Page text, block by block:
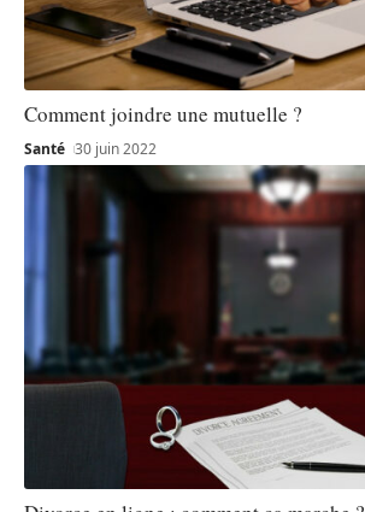
Comment joindre une mutuelle ?
Santé 30 juin 2022